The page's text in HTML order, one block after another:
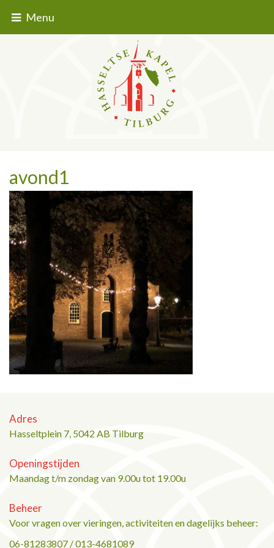
Menu
avond1
Adres
Hasseltplein 7, 5042 AB Tilburg
Openingstijden
Maandag t/m zondag van 9.00u tot 19.00u
Beheer
Voor vragen over vieringen, activiteiten en dagelijks beheer:
06-81283807 / 013-4681089